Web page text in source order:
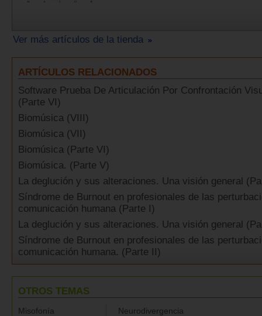
Ver más artículos de la tienda
ARTÍCULOS RELACIONADOS
Software Prueba De Articulación Por Confrontación
(Parte VI)
Biomúsica (VIII)
Biomúsica (VII)
Biomúsica (Parte VI)
Biomúsica. (Parte V)
La deglución y sus alteraciones. Una visión general
Síndrome de Burnout en profesionales de las
comunicación humana (Parte I)
La deglución y sus alteraciones. Una visión general
Síndrome de Burnout en profesionales de las
comunicación humana. (Parte II)
OTROS TEMAS
Misofonía
Neurodivergencia